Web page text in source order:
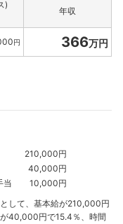
)
年収
円 366万円
210,000円
40,000円
当
10,000円
して、基本給が210,000円
40,000円で15.4％、時間